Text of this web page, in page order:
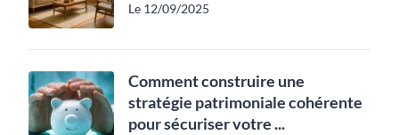
Le 12/09/2025
Comment construire une
stratégie patrimoniale cohérente
pour sécuriser votre ...